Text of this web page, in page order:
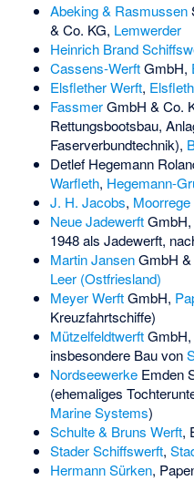
Abeking & Rasmussen
& Co. KG, Lemwerder
Heinrich Brand
Cassens-WerftGmbH,
Elsflether Werft, Elsfleth
FassmerGmbH & Co.
Rettungsbootsbau,
Faserverbundtechnik),
Detlef Hegemann
Warfleth, Hegemann-
J. H. Jacobs, Moorrege
Neue JadewerftGmbH,
1948 als Jadewerft,
Martin JansenGmbH &
Leer (Ostfriesland)
Meyer WerftGmbH,
Kreuzfahrtschiffe)
MützelfeldtwerftGmbH,
insbesondere Bau von
NordseewerkeEmden
(ehemaliges
Marine Systems)
Schulte & Bruns Werft,
Stader Schiffswerft,
Hermann Sürken,